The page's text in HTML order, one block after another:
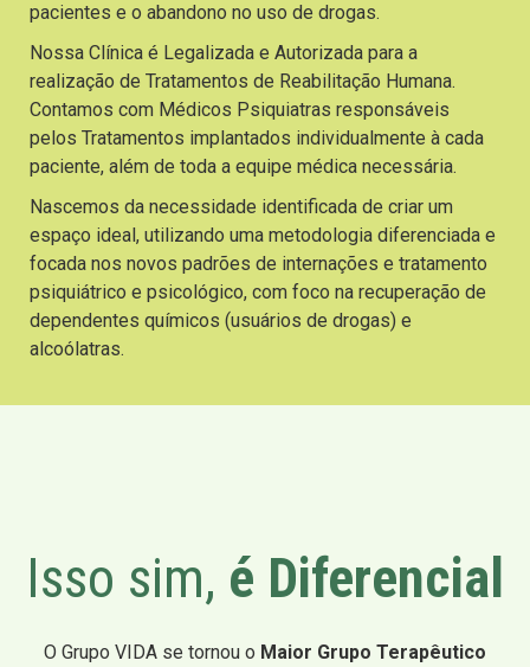
pacientes e o abandono no uso de drogas.
Nossa Clínica é Legalizada e Autorizada para a
realização de Tratamentos de Reabilitação Humana.
Contamos com Médicos Psiquiatras responsáveis
pelos Tratamentos implantados individualmente à cada
paciente, além de toda a equipe médica necessária.
Nascemos da necessidade identificada de criar um
espaço ideal, utilizando uma metodologia diferenciada e
focada nos novos padrões de internações e tratamento
psiquiátrico e psicológico, com foco na recuperação de
dependentes químicos (usuários de drogas) e
alcoólatras.
Isso sim, é Diferencial
O Grupo VIDA se tornou o Maior Grupo Terapêutico